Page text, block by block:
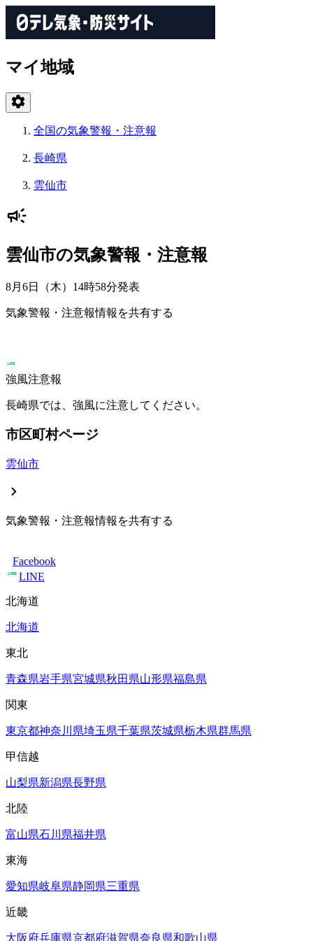
マイ地域
全国の気象警報・注意報
長崎県
雲仙市
雲仙市の気象警報・注意報
8月6日（木）14時58分発表
気象警報・注意報情報を共有する
強風注意報
長崎県では、強風に注意してください。
市区町村ページ
雲仙市
気象警報・注意報情報を共有する
Facebook
LINE
北海道
北海道
東北
青森県岩手県宮城県秋田県山形県福島県
関東
東京都神奈川県埼玉県千葉県茨城県栃木県群馬県
甲信越
山梨県新潟県長野県
北陸
富山県石川県福井県
東海
愛知県岐阜県静岡県三重県
近畿
大阪府兵庫県京都府滋賀県奈良県和歌山県